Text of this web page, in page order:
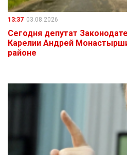
13:37 03.08.2026
Сегодня депутат
Карелии Андрей
районе